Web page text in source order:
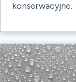
konserwacyjne.